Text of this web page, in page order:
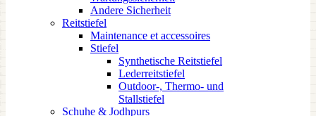
Andere Sicherheit
Reitstiefel
Maintenance et accessoires
Stiefel
Synthetische Reitstiefel
Lederreitstiefel
Outdoor-, Thermo- und
Stallstiefel
Schuhe & Jodhpurs